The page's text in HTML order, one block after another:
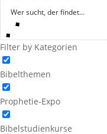
Filter by Kategorien
Bibelthemen
Prophetie-Expo
Bibelstudienkurse